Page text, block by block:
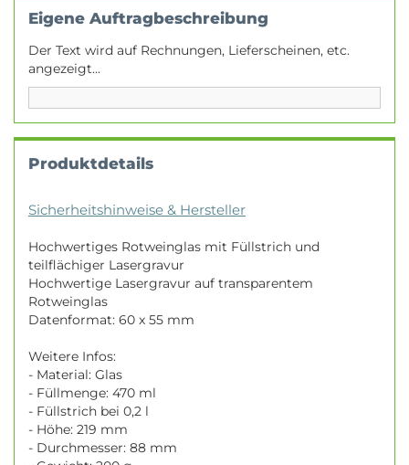
Eigene Auftragbeschreibung
Der Text wird auf Rechnungen, Lieferscheinen, etc.
angezeigt...
Produktdetails
Sicherheitshinweise & Hersteller
Hochwertiges Rotweinglas mit Füllstrich und
teilflächiger Lasergravur
Hochwertige Lasergravur auf transparentem
Rotweinglas
Datenformat: 60 x 55 mm
Weitere Infos:
- Material: Glas
- Füllmenge: 470 ml
- Füllstrich bei 0,2 l
- Höhe: 219 mm
- Durchmesser: 88 mm